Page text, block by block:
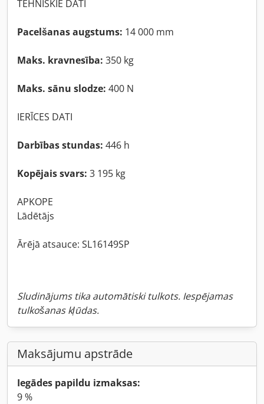
TEHNISKIE DATI
Pacelšanas augstums: 14 000 mm
Maks. kravnesība: 350 kg
Maks. sānu slodze: 400 N
IERĪCES DATI
Darbības stundas: 446 h
Kopējais svars: 3 195 kg
APKOPE
Lādētājs
Ārējā atsauce: SL16149SP
Sludinājums tika automātiski tulkots. Iespējamas
tulkošanas kļūdas.
Maksājumu apstrāde
Iegādes papildu izmaksas:
9 %